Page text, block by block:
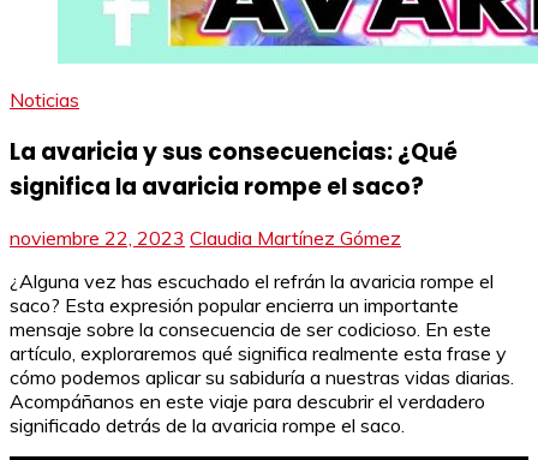
Noticias
La avaricia y sus consecuencias: ¿Qué
significa la avaricia rompe el saco?
noviembre 22, 2023 Claudia Martínez Gómez
¿Alguna vez has escuchado el refrán la avaricia rompe el
saco? Esta expresión popular encierra un importante
mensaje sobre la consecuencia de ser codicioso. En este
artículo, exploraremos qué significa realmente esta frase y
cómo podemos aplicar su sabiduría a nuestras vidas diarias.
Acompáñanos en este viaje para descubrir el verdadero
significado detrás de la avaricia rompe el saco.